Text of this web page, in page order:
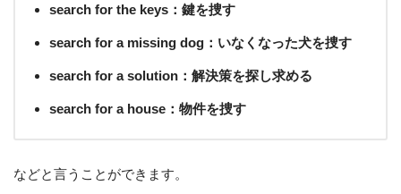
search for the keys：鍵を捜す
search for a missing dog：いなくなった犬を捜す
search for a solution：解決策を探し求める
search for a house：物件を捜す
などと言うことができます。